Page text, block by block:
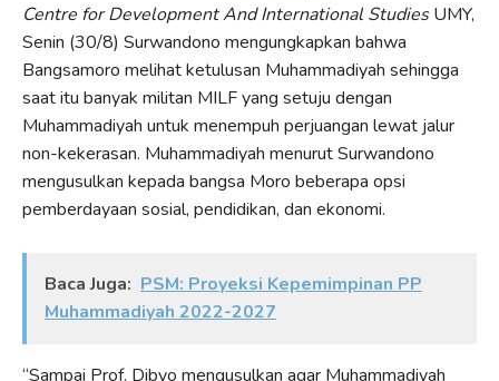
Centre for Development And International StudiesUMY,
Senin (30/8) Surwandono mengungkapkan bahwa
Bangsamoro melihat ketulusan Muhammadiyah sehingga
saat itu banyak militan MILF yang setuju dengan
Muhammadiyah untuk menempuh perjuangan lewat jalur
non-kekerasan. Muhammadiyah menurut Surwandono
mengusulkan kepada bangsa Moro beberapa opsi
pemberdayaan sosial, pendidikan, dan ekonomi.
Baca Juga: PSM: Proyeksi Kepemimpinan PP
Muhammadiyah 2022-2027
“Sampai Prof. Dibyo mengusulkan agar Muhammadiyah